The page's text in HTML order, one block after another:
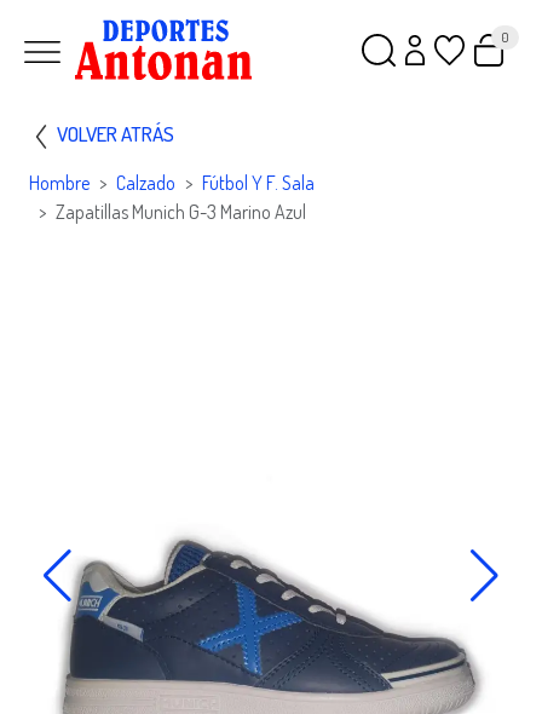
0
VOLVER ATRÁS
Hombre Calzado
Fútbol Y F. Sala
Zapatillas Munich G-3 Marino Azul